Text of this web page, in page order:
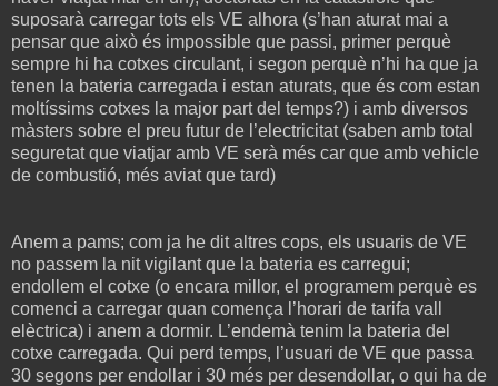
suposarà carregar tots els VE alhora (s’han aturat mai a
pensar que això és impossible que passi, primer perquè
sempre hi ha cotxes circulant, i segon perquè n’hi ha que ja
tenen la bateria carregada i estan aturats, que és com estan
moltíssims cotxes la major part del temps?) i amb diversos
màsters sobre el preu futur de l’electricitat (saben amb total
seguretat que viatjar amb VE serà més car que amb vehicle
de combustió, més aviat que tard)
Anem a pams; com ja he dit altres cops, els usuaris de VE
no passem la nit vigilant que la bateria es carregui;
endollem el cotxe (o encara millor, el programem perquè es
comenci a carregar quan comença l’horari de tarifa vall
elèctrica) i anem a dormir. L’endemà tenim la bateria del
cotxe carregada. Qui perd temps, l’usuari de VE que passa
30 segons per endollar i 30 més per desendollar, o qui ha de